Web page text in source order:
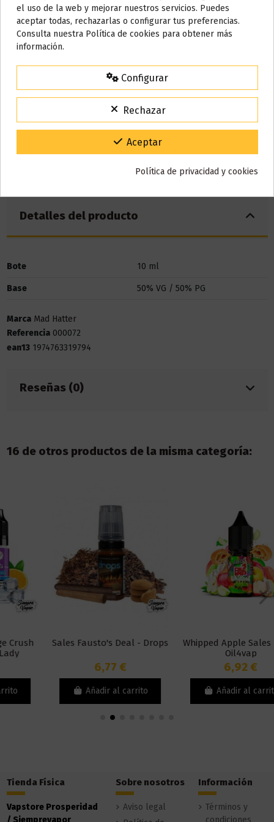
Nicotina
Detalles del producto
Bote 10 ml
Base 50% VG / 50% PG
Marca Mad Hatter
Referencia 000072
ean13 1974763319794
Reseñas (0)
16 de otros productos de la misma categoría:
Sales Fausto's Deal - Drops
Añadir al carrito
Whipped Apple Sales 10ml -
Añadir al carrito
Tienda Física
Vapstore Prosperidad
/ Siemprevapor
Sobre nosotros
Aviso legal
Información
Términos y
condiciones
AVISO IMPORTANTE
Nos tomamos unos días
15% de descuento
Código:VACACIONES15
Gracias por tu paciencia y por seguir confiando en nosotros.
el uso de la web y mejorar nuestros servicios. Puedes
aceptar todas, rechazarlas o configurar tus preferencias.
Consulta nuestra Política de cookies para obtener más
información.
Configurar
Rechazar
Aceptar
Política de privacidad y cookies